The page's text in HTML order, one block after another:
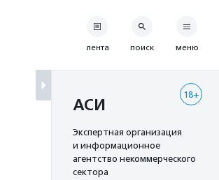
лента поиск меню
18+
АСИ
Экспертная организация
и информационное
агентство некоммерческого
сектора